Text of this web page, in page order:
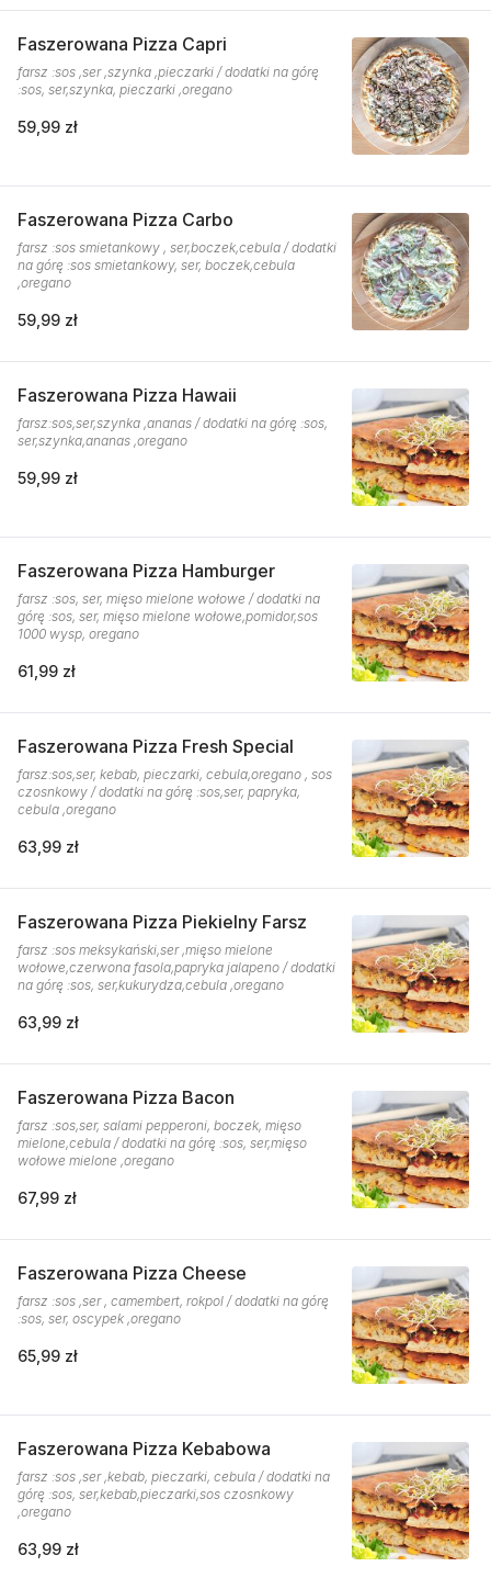
Faszerowana Pizza Capri
farsz :sos ,ser ,szynka ,pieczarki / dodatki na górę
:sos, ser,szynka, pieczarki ,oregano
59,99 zł
Faszerowana Pizza Carbo
farsz :sos smietankowy , ser,boczek,cebula / dodatki
na górę :sos smietankowy, ser, boczek,cebula
,oregano
59,99 zł
Faszerowana Pizza Hawaii
farsz:sos,ser,szynka ,ananas / dodatki na górę :sos,
ser,szynka,ananas ,oregano
59,99 zł
Faszerowana Pizza Hamburger
farsz :sos, ser, mięso mielone wołowe / dodatki na
górę :sos, ser, mięso mielone wołowe,pomidor,sos
1000 wysp, oregano
61,99 zł
Faszerowana Pizza Fresh Special
farsz:sos,ser, kebab, pieczarki, cebula,oregano , sos
czosnkowy / dodatki na górę :sos,ser, papryka,
cebula ,oregano
63,99 zł
Faszerowana Pizza Piekielny Farsz
farsz :sos meksykański,ser ,mięso mielone
wołowe,czerwona fasola,papryka jalapeno / dodatki
na górę :sos, ser,kukurydza,cebula ,oregano
63,99 zł
Faszerowana Pizza Bacon
farsz :sos,ser, salami pepperoni, boczek, mięso
mielone,cebula / dodatki na górę :sos, ser,mięso
wołowe mielone ,oregano
67,99 zł
Faszerowana Pizza Cheese
farsz :sos ,ser , camembert, rokpol / dodatki na górę
:sos, ser, oscypek ,oregano
65,99 zł
Faszerowana Pizza Kebabowa
farsz :sos ,ser ,kebab, pieczarki, cebula / dodatki na
górę :sos, ser,kebab,pieczarki,sos czosnkowy
,oregano
63,99 zł